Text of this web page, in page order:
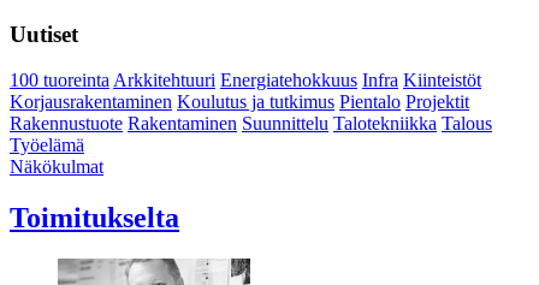
Uutiset
100 tuoreintaArkkitehtuuri Energiatehokkuus Infra Kiinteistöt
Korjausrakentaminen Koulutus ja tutkimus Pientalo Projektit
Rakennustuote Rakentaminen Suunnittelu Talotekniikka Talous
Työelämä
Näkökulmat
Toimitukselta